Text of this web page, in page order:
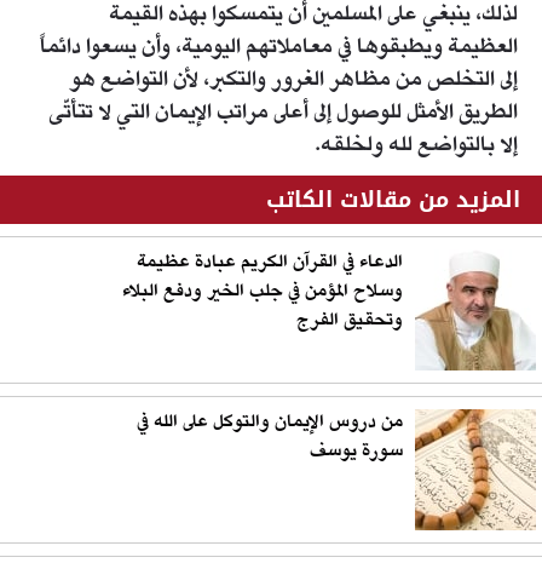
لذلك، ينبغي على المسلمين أن يتمسكوا بهذه القيمة
العظيمة ويطبقوها في معاملاتهم اليومية، وأن يسعوا دائماً
إلى التخلص من مظاهر الغرور والتكبر، لأن التواضع هو
الطريق الأمثل للوصول إلى أعلى مراتب الإيمان التي لا تتأتّى
إلا بالتواضع لله ولخلقه.
المزيد من مقالات الكاتب
الدعاء في القرآن الكريم عبادة عظيمة
وسلاح المؤمن في جلب الخير ودفع البلاء
وتحقيق الفرج
من دروس الإيمان والتوكل على الله في
سورة يوسف